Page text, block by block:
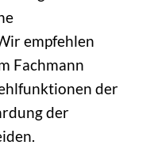
empfehlen
Fachmann
der
der